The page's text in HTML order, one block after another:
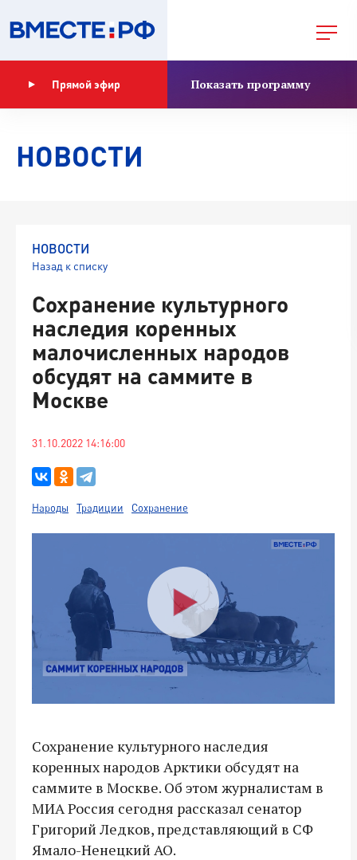
Прямой эфир Показать программу
НОВОСТИ
НОВОСТИ
Назад к списку
Сохранение культурного
наследия коренных
малочисленных народов
обсудят на саммите в
Москве
31.10.2022 14:16:00
Народы Традиции Сохранение
Сохранение культурного наследия
коренных народов Арктики обсудят на
саммите в Москве. Об этом журналистам в
МИА Россия сегодня рассказал сенатор
Григорий Ледков, представляющий в СФ
Ямало-Ненецкий АО.